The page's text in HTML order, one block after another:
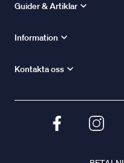
Guider & Artiklar
Information
Kontakta oss